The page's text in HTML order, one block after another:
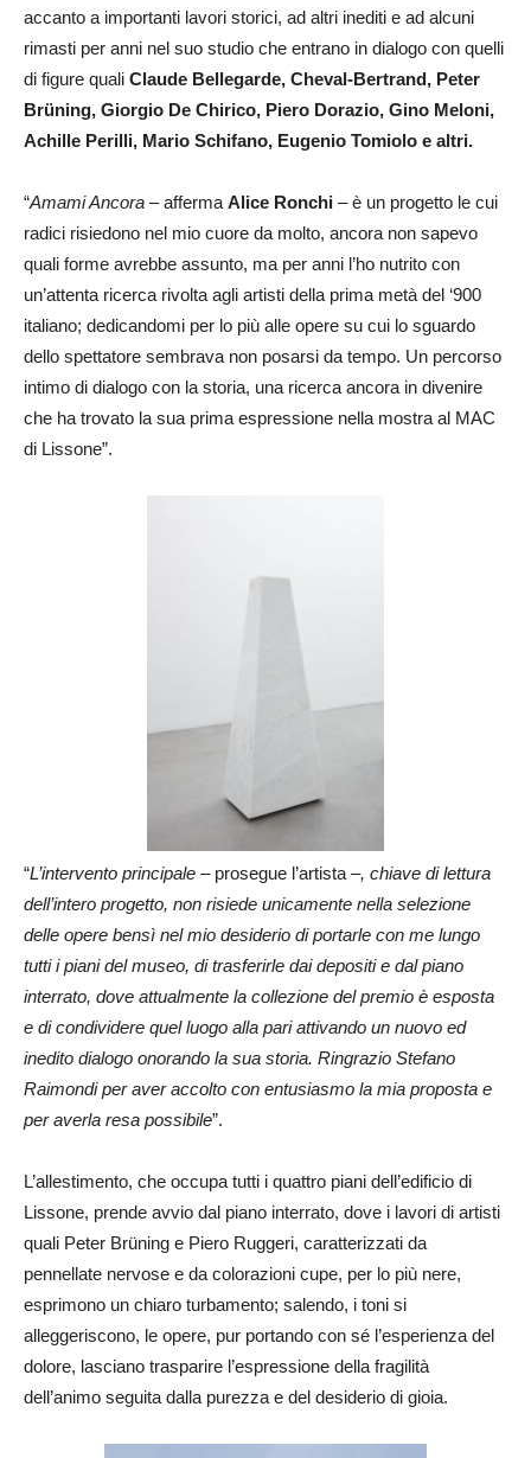
accanto a importanti lavori storici, ad altri inediti e ad alcuni
rimasti per anni nel suo studio che entrano in dialogo con quelli
di figure quali Claude Bellegarde, Cheval-Bertrand, Peter
Brüning, Giorgio De Chirico, Piero Dorazio, Gino Meloni,
Achille Perilli, Mario Schifano, Eugenio Tomiolo e altri.
“Amami Ancora – afferma Alice Ronchi – è un progetto le cui
radici risiedono nel mio cuore da molto, ancora non sapevo
quali forme avrebbe assunto, ma per anni l’ho nutrito con
un’attenta ricerca rivolta agli artisti della prima metà del ‘900
italiano; dedicandomi per lo più alle opere su cui lo sguardo
dello spettatore sembrava non posarsi da tempo. Un percorso
intimo di dialogo con la storia, una ricerca ancora in divenire
che ha trovato la sua prima espressione nella mostra al MAC
di Lissone”.
“L’intervento principale – prosegue l’artista –, chiave di lettura
dell’intero progetto, non risiede unicamente nella selezione
delle opere bensì nel mio desiderio di portarle con me lungo
tutti i piani del museo, di trasferirle dai depositi e dal piano
interrato, dove attualmente la collezione del premio è esposta
e di condividere quel luogo alla pari attivando un nuovo ed
inedito dialogo onorando la sua storia. Ringrazio Stefano
Raimondi per aver accolto con entusiasmo la mia proposta e
per averla resa possibile”.
L’allestimento, che occupa tutti i quattro piani dell’edificio di
Lissone, prende avvio dal piano interrato, dove i lavori di artisti
quali Peter Brüning e Piero Ruggeri, caratterizzati da
pennellate nervose e da colorazioni cupe, per lo più nere,
esprimono un chiaro turbamento; salendo, i toni si
alleggeriscono, le opere, pur portando con sé l’esperienza del
dolore, lasciano trasparire l’espressione della fragilità
dell’animo seguita dalla purezza e del desiderio di gioia.